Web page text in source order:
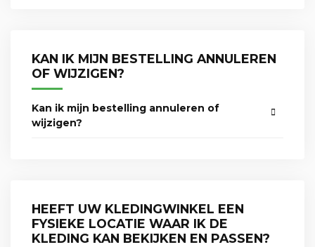
KAN IK MIJN BESTELLING ANNULEREN
OF WIJZIGEN?
Kan ik mijn bestelling annuleren of
wijzigen?
HEEFT UW KLEDINGWINKEL EEN
FYSIEKE LOCATIE WAAR IK DE
KLEDING KAN BEKIJKEN EN PASSEN?